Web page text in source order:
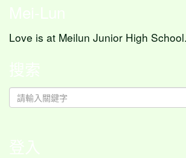
Mei-Lun
Love is at Meilun Junior High
搜索
登入